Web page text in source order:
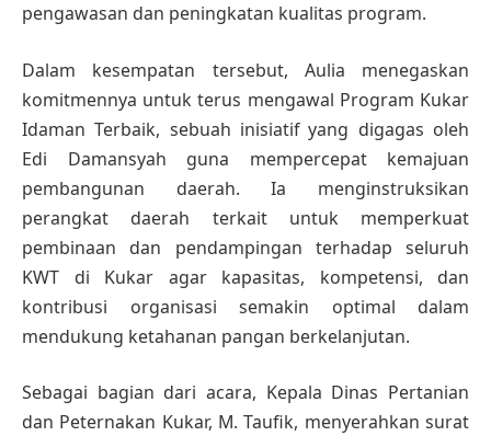
pengawasan dan peningkatan kualitas program.
Dalam kesempatan tersebut, Aulia menegaskan
komitmennya untuk terus mengawal Program Kukar
Idaman Terbaik, sebuah inisiatif yang digagas oleh
Edi Damansyah guna mempercepat kemajuan
pembangunan daerah. Ia menginstruksikan
perangkat daerah terkait untuk memperkuat
pembinaan dan pendampingan terhadap seluruh
KWT di Kukar agar kapasitas, kompetensi, dan
kontribusi organisasi semakin optimal dalam
mendukung ketahanan pangan berkelanjutan.
Sebagai bagian dari acara, Kepala Dinas Pertanian
dan Peternakan Kukar, M. Taufik, menyerahkan surat